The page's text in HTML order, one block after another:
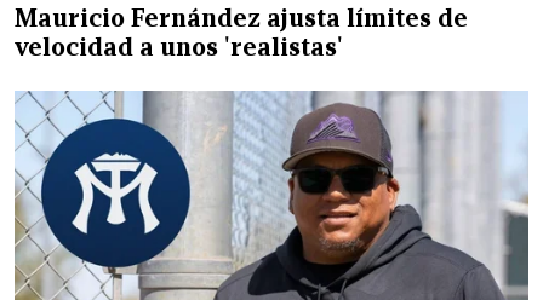
Mauricio Fernández ajusta límites de
velocidad a unos 'realistas'